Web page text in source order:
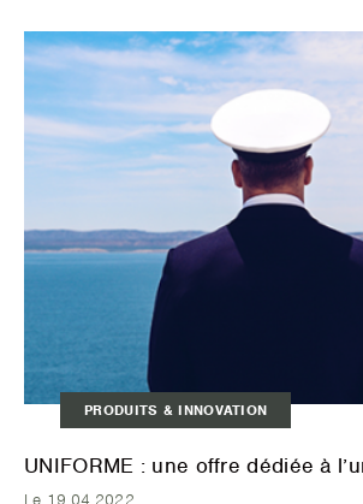
PRODUITS & INNOVATION
UNIFORME : une offre dédiée à
Le 19.04.2022